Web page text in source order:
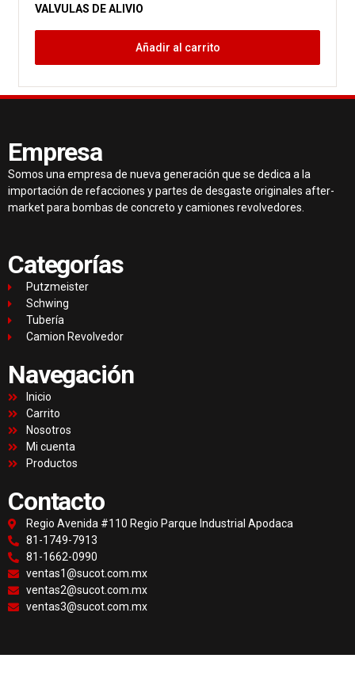
VALVULAS DE ALIVIO
Añadir al carrito
Empresa
Somos una empresa de nueva generación que se dedica a la
importación de refacciones y partes de desgaste originales after-
market para bombas de concreto y camiones revolvedores.
Categorías
Putzmeister
Schwing
Tubería
Camion Revolvedor
Navegación
Inicio
Carrito
Nosotros
Mi cuenta
Productos
Contacto
Regio Avenida #110 Regio Parque Industrial Apodaca
81-1749-7913
81-1662-0990
ventas1@sucot.com.mx
ventas2@sucot.com.mx
ventas3@sucot.com.mx